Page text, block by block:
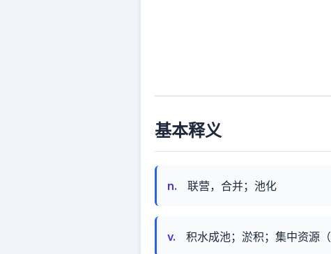
基本释义
n. 联营，合并；池化
v. 积水成池；淤积；集中资源